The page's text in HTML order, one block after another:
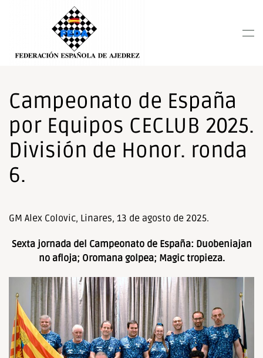
sistema
de
accesibilidad.
Skip to main content
Campeonato de España
por Equipos CECLUB 2025.
División de Honor. ronda
6.
GM Alex Colovic, Linares, 13 de agosto de 2025.
Sexta jornada del Campeonato de España: Duobeniajan
no afloja; Oromana golpea; Magic tropieza.